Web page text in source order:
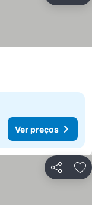
Ver preços
Partilhar